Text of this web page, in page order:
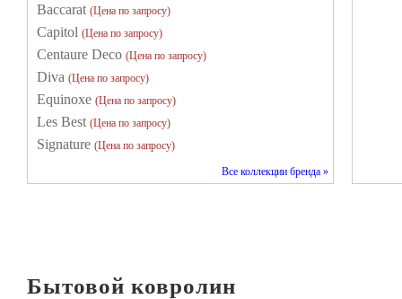
Baccarat (Цена по запросу)
Capitol (Цена по запросу)
Centaure Deco (Цена по запросу)
Diva (Цена по запросу)
Equinoxe (Цена по запросу)
Les Best (Цена по запросу)
Signature (Цена по запросу)
Все коллекции бренда »
Бытовой ковролин